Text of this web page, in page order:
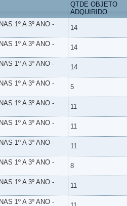
QTDE OBJETO
ADQUIRIDO
1º A 3º ANO -
14
1º A 3º ANO -
14
1º A 3º ANO -
14
1º A 3º ANO -
5
1º A 3º ANO -
11
1º A 3º ANO -
11
1º A 3º ANO -
11
1º A 3º ANO -
8
1º A 3º ANO -
11
1º A 3º ANO -